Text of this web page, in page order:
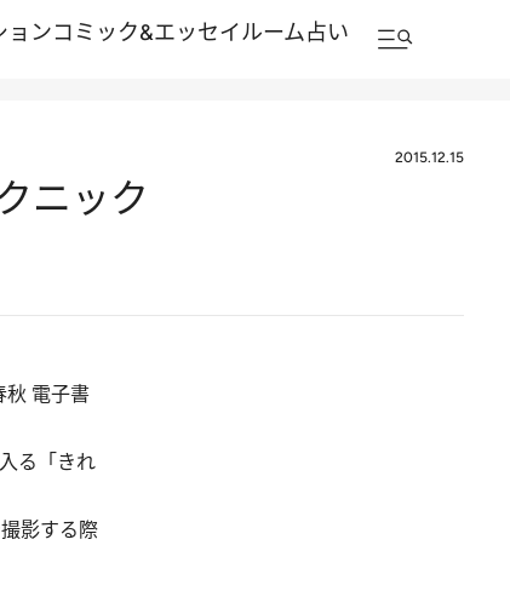
ョンコミック&エッセイルーム占い
2015.12.15
ニック
電子書
る「きれ
影する際